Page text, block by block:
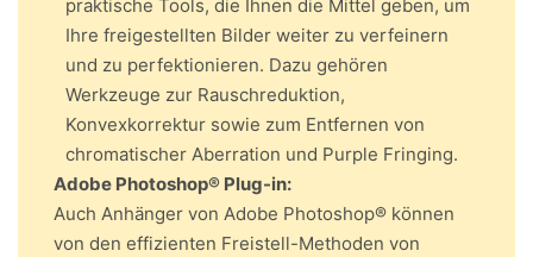
praktische Tools, die Ihnen die Mittel geben, um
Ihre freigestellten Bilder weiter zu verfeinern
und zu perfektionieren. Dazu gehören
Werkzeuge zur Rauschreduktion,
Konvexkorrektur sowie zum Entfernen von
chromatischer Aberration und Purple Fringing.
Adobe Photoshop® Plug-in:
Auch Anhänger von Adobe Photoshop® können
von den effizienten Freistell-Methoden von